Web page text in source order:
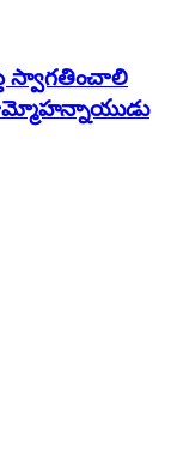
స్వాగతించాలి
రామ్మోహన్నాయుడు